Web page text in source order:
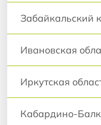
Забайкальский
Ивановская
Иркутская
Кабардино-